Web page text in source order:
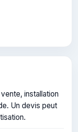
installation
Un devis peut